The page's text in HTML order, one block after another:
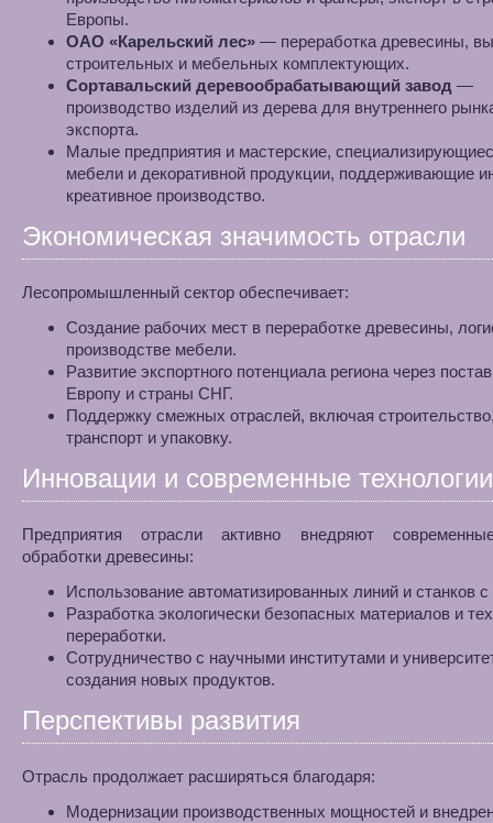
Европы.
ОАО «Карельский лес» — переработка древесины,
строительных и мебельных комплектующих.
Сортавальский деревообрабатывающий завод —
производство изделий из дерева для внутреннего
экспорта.
Малые предприятия и мастерские,
мебели и декоративной продукции, поддерживающие
креативное производство.
Экономическая значимость отрасли
Лесопромышленный сектор обеспечивает:
Создание рабочих мест в переработке древесины,
производстве мебели.
Развитие экспортного потенциала региона через
Европу и страны СНГ.
Поддержку смежных отраслей, включая
транспорт и упаковку.
Инновации и современные технологии
Предприятия отрасли активно внедряют
обработки древесины:
Использование автоматизированных линий и станков
Разработка экологически безопасных материалов и
переработки.
Сотрудничество с научными институтами и
создания новых продуктов.
Перспективы развития
Отрасль продолжает расширяться благодаря:
Модернизации производственных мощностей и